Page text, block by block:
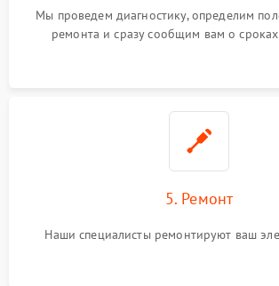
Мы проведем диагностику, определим
ремонта и сразу сообщим вам о
5. Ремонт
Наши специалисты ремонтируют ваш